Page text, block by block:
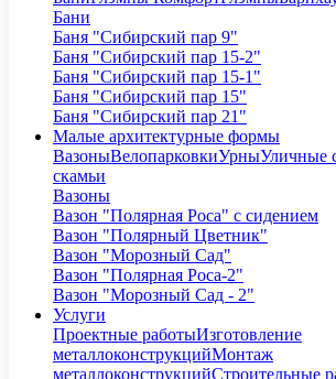
Бани
Баня "Сибирский пар 9"
Баня "Сибирский пар 15-2"
Баня "Сибирский пар 15-1"
Баня "Сибирский пар 15"
Баня "Сибирский пар 21"
Малые архитектурные формы
ВазоныВелопарковкиУрныУличные
скамьи
Вазоны
Вазон "Полярная Роса" с сидением
Вазон "Полярный Цветник"
Вазон "Морозный Сад"
Вазон "Полярная Роса-2"
Вазон "Морозный Сад - 2"
Услуги
Проектные работыИзготовление
металлоконструкцийМонтаж
металлоконструкцийСтроительные